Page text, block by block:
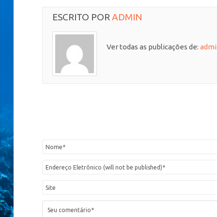
ESCRITO POR ADMIN
Ver todas as publicações de: